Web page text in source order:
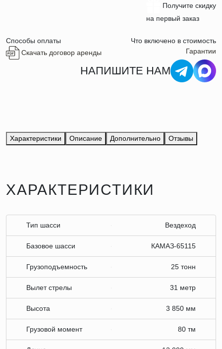
Получите скидку
на первый заказ
Способы оплаты
Что включено в стоимость
Скачать договор аренды
Гарантии
НАПИШИТЕ НАМ
Характеристики Описание Дополнительно Отзывы
ХАРАКТЕРИСТИКИ
Тип шасси Вездеход
Базовое шасси КАМАЗ-65115
Грузоподъемность 25 тонн
Вылет стрелы 31 метр
Высота 3 850 мм
Грузовой момент 80 тм